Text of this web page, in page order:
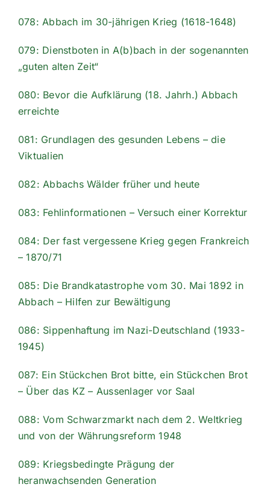
078: Abbach im 30-jährigen Krieg (1618-1648)
079: Dienstboten in A(b)bach in der sogenannten
„guten alten Zeit“
080: Bevor die Aufklärung (18. Jahrh.) Abbach
erreichte
081: Grundlagen des gesunden Lebens – die
Viktualien
082: Abbachs Wälder früher und heute
083: Fehlinformationen – Versuch einer Korrektur
084: Der fast vergessene Krieg gegen Frankreich
– 1870/71
085: Die Brandkatastrophe vom 30. Mai 1892 in
Abbach – Hilfen zur Bewältigung
086: Sippenhaftung im Nazi-Deutschland (1933-
1945)
087: Ein Stückchen Brot bitte, ein Stückchen Brot
– Über das KZ – Aussenlager vor Saal
088: Vom Schwarzmarkt nach dem 2. Weltkrieg
und von der Währungsreform 1948
089: Kriegsbedingte Prägung der
heranwachsenden Generation